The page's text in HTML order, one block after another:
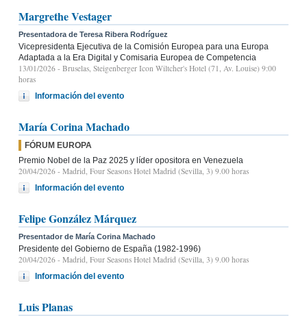
Margrethe Vestager
Presentadora de Teresa Ribera Rodríguez
Vicepresidenta Ejecutiva de la Comisión Europea para una Europa
Adaptada a la Era Digital y Comisaria Europea de Competencia
13/01/2026 - Bruselas, Steigenberger Icon Wiltcher's Hotel (71, Av. Louise) 9:00
horas
Información del evento
María Corina Machado
FÓRUM EUROPA
Premio Nobel de la Paz 2025 y líder opositora en Venezuela
20/04/2026 - Madrid, Four Seasons Hotel Madrid (Sevilla, 3) 9.00 horas
Información del evento
Felipe González Márquez
Presentador de María Corina Machado
Presidente del Gobierno de España (1982-1996)
20/04/2026 - Madrid, Four Seasons Hotel Madrid (Sevilla, 3) 9.00 horas
Información del evento
Luis Planas